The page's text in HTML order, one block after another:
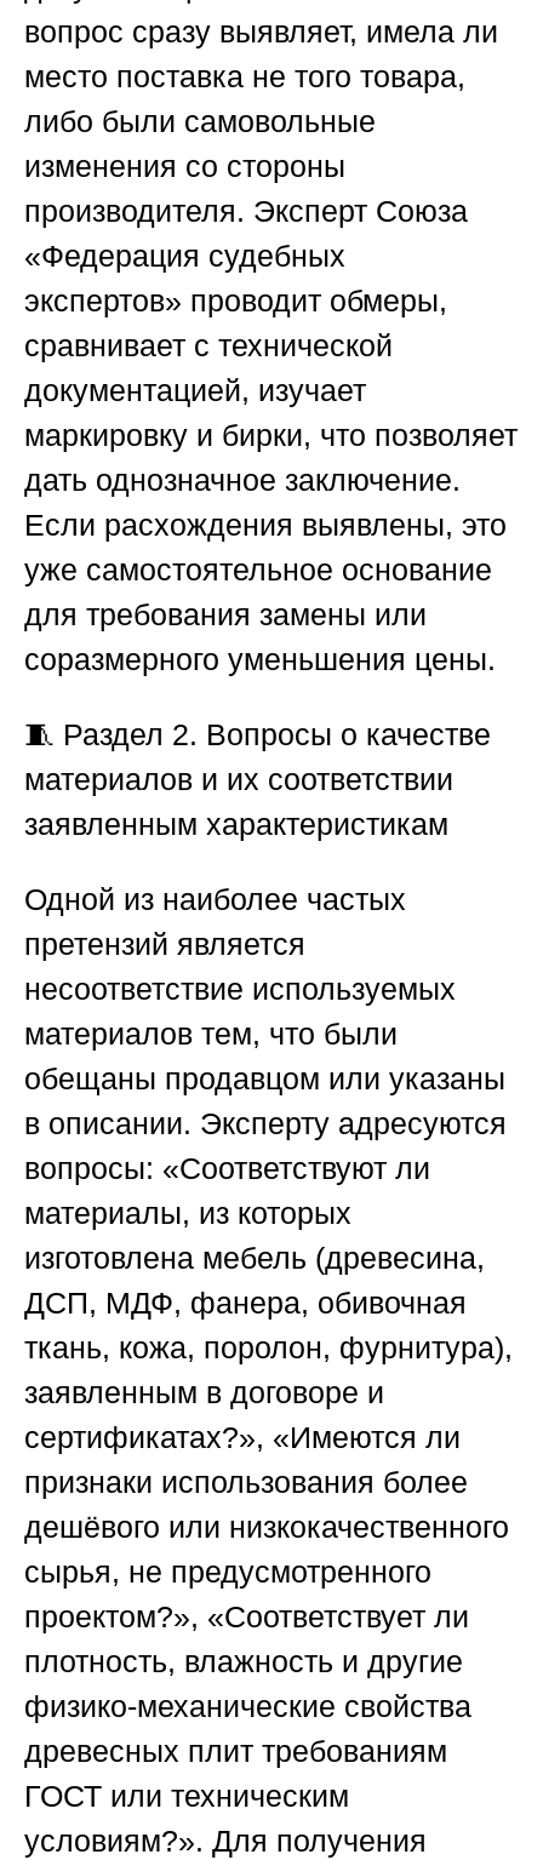
вопрос сразу выявляет, имела ли
место поставка не того товара,
либо были самовольные
изменения со стороны
производителя. Эксперт Союза
«Федерация судебных
экспертов» проводит обмеры,
сравнивает с технической
документацией, изучает
маркировку и бирки, что позволяет
дать однозначное заключение.
Если расхождения выявлены, это
уже самостоятельное основание
для требования замены или
соразмерного уменьшения цены.
🧵 Раздел 2. Вопросы о качестве
материалов и их соответствии
заявленным характеристикам
Одной из наиболее частых
претензий является
несоответствие используемых
материалов тем, что были
обещаны продавцом или указаны
в описании. Эксперту адресуются
вопросы: «Соответствуют ли
материалы, из которых
изготовлена мебель (древесина,
ДСП, МДФ, фанера, обивочная
ткань, кожа, поролон, фурнитура),
заявленным в договоре и
сертификатах?», «Имеются ли
признаки использования более
дешёвого или низкокачественного
сырья, не предусмотренного
проектом?», «Соответствует ли
плотность, влажность и другие
физико-механические свойства
древесных плит требованиям
ГОСТ или техническим
условиям?». Для получения